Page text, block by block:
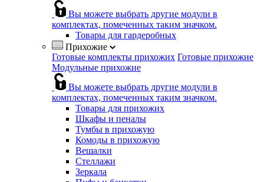
Вы можете выбрать другие модули в
комплектах, помеченных таким значком.
Товары для гардеробных
Прихожие
Готовые комплекты прихожих Готовые прихожие
Модульные прихожие
Вы можете выбрать другие модули в
комплектах, помеченных таким значком.
Товары для прихожих
Шкафы и пеналы
Тумбы в прихожую
Комоды в прихожую
Вешалки
Стеллажи
Зеркала